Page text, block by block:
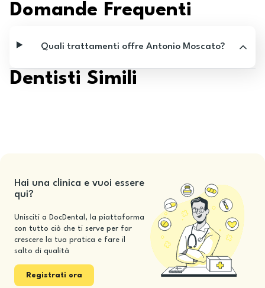
Domande Frequenti
Quali trattamenti offre Antonio Moscato?
Dentisti Simili
Hai una clinica e vuoi essere
qui?
Unisciti a DocDental, la piattaforma
con tutto ciò che ti serve per far
crescere la tua pratica e fare il
salto di qualità
Registrati ora